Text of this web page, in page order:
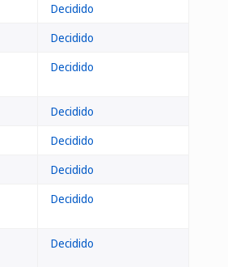
Decidido
Decidido
Decidido
Decidido
Decidido
Decidido
Decidido
Decidido